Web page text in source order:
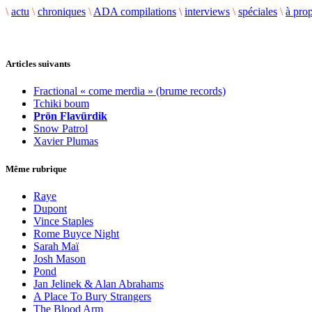
\ actu \ chroniques \ ADA compilations \ interviews \ spéciales \ à
Articles suivants
Fractional « come merdia » (brume records)
Tchiki boum
Prön Flavürdik
Snow Patrol
Xavier Plumas
Même rubrique
Raye
Dupont
Vince Staples
Rome Buyce Night
Sarah Maï
Josh Mason
Pond
Jan Jelinek & Alan Abrahams
A Place To Bury Strangers
The Blood Arm